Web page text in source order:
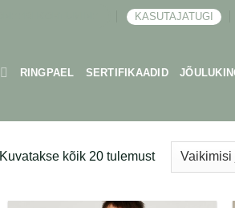
KASUTAJATUGI
RINGPAEL SERTIFIKAADID
Kuvatakse kõik 20 tulemust